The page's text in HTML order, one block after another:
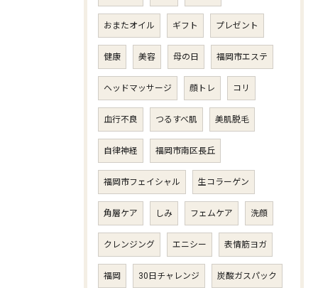
おまたオイル ギフト プレゼント
健康 美容 母の日 福岡市エステ
ヘッドマッサージ 顔トレ コリ
血行不良 つるすべ肌 美肌脱毛
自律神経 福岡市南区長丘
福岡市フェイシャル 生コラーゲン
角層ケア しみ フェムケア 洗顔
クレンジング エニシー 表情筋ヨガ
福岡 30日チャレンジ 炭酸ガスパック